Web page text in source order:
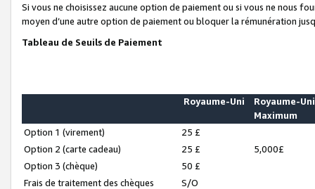
Si vous ne choisissez aucune option de paiement ou si vous ne nous
moyen d’une autre option de paiement ou bloquer la rémunération
Tableau de Seuils de Paiement
Royaume-Uni
Royaume-Uni
Maximum
Option 1 (virement)
25 £
Option 2 (carte cadeau)
25 £
5,000£
Option 3 (chèque)
50 £
Frais de traitement des chèques
S/O